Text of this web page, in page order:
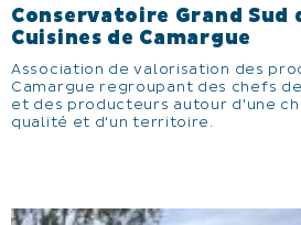
Conservatoire Grand Sud
Cuisines de Camargue
Association de valorisation des
Camargue regroupant des chefs
et des producteurs autour d'une
qualité et d'un territoire.